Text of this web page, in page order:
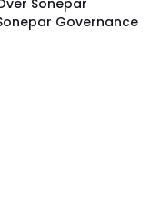
Sonepar
Governance